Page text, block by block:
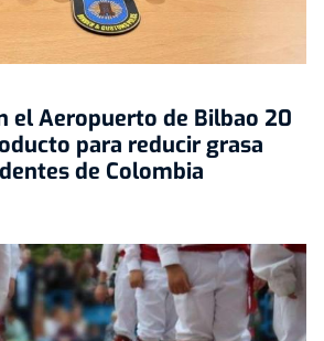
el Aeropuerto de Bilbao 20
para reducir grasa
de Colombia